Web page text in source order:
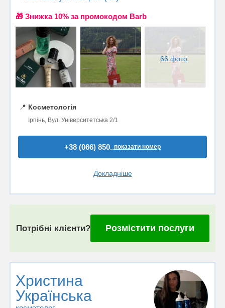
🎁 Знижка 10% за промокодом Barb
66 фото
📍 Косметологія
Ірпінь, Вул. Університетська 2/1
+38 (066) 850..показати номер
Докладніше
Потрібні клієнти? Розмістити послуги
Христина
Українська